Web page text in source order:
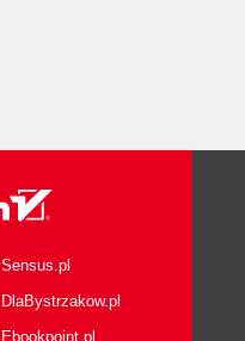
Sensus.pl
DlaBystrzakow.pl
Ebookpoint.pl